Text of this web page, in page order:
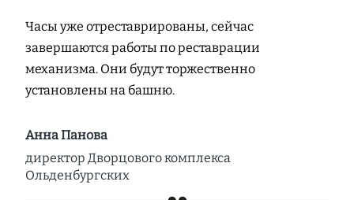
Часы уже отреставрированы, сейчас
завершаются работы по реставрации
механизма. Они будут торжественно
установлены на башню.
Анна Панова
директор Дворцового комплекса
Ольденбургских